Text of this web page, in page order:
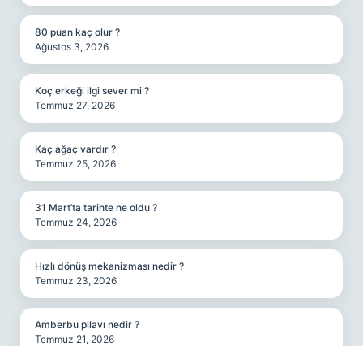
80 puan kaç olur ?
Ağustos 3, 2026
Koç erkeği ilgi sever mi ?
Temmuz 27, 2026
Kaç ağaç vardır ?
Temmuz 25, 2026
31 Mart’ta tarihte ne oldu ?
Temmuz 24, 2026
Hızlı dönüş mekanizması nedir ?
Temmuz 23, 2026
Amberbu pilavı nedir ?
Temmuz 21, 2026